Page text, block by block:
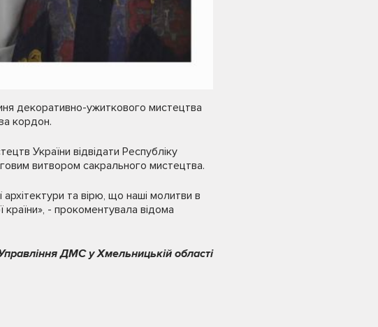
декоративно-ужиткового мистецтва
кордон.
України відвідати Республіку
витвором сакрального мистецтва.
архітектури та вірю, що наші молитви в
- прокоментувала відома
ДМС у Хмельницькій області